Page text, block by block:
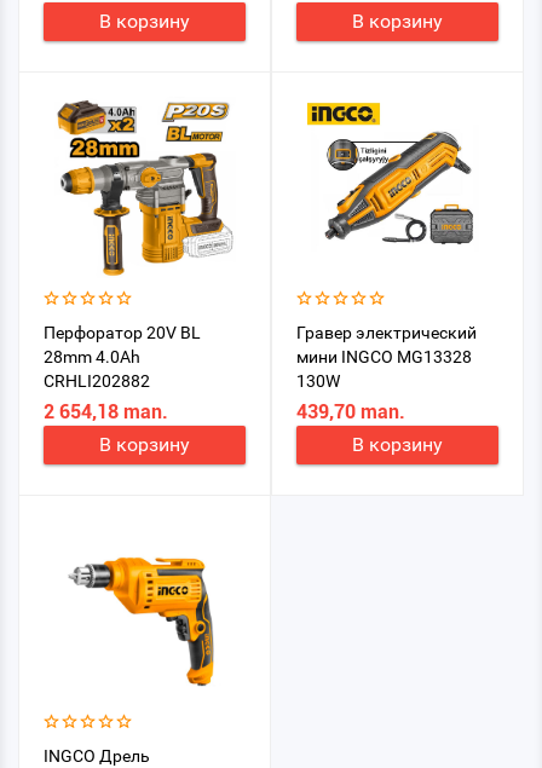
В корзину
В корзину
Перфоратор 20V BL
28mm 4.0Ah
CRHLI202882
2 654,18 man.
В корзину
Гравер электрический
мини INGCO MG13328
130W
439,70 man.
В корзину
INGCO Дрель